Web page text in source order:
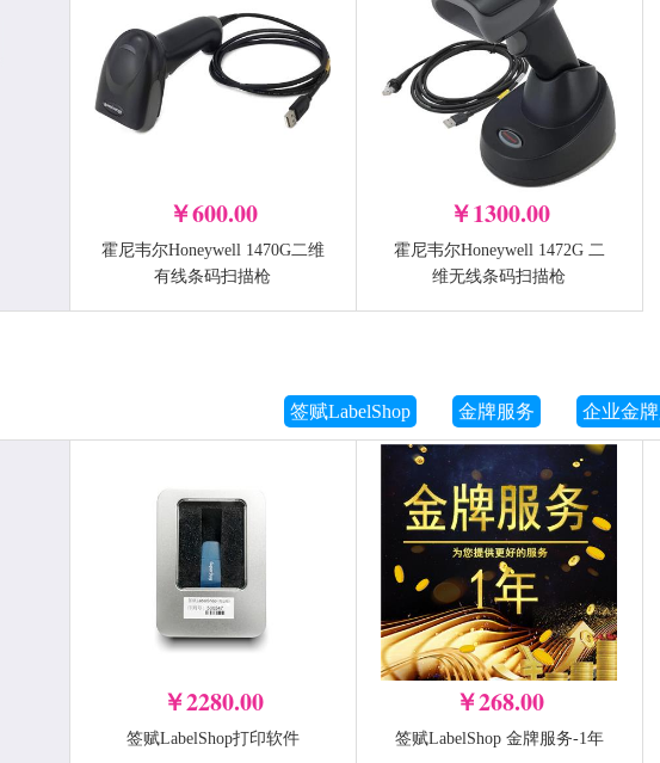
￥600.00
霍尼韦尔Honeywell 1470G二维
有线条码扫描枪
￥1300.00
霍尼韦尔Honeywell 1472G 二
维无线条码扫描枪
签赋LabelShop 金牌服务 企业金
￥2280.00
签赋LabelShop打印软件
- + 加入购物车
￥268.00
签赋LabelShop 金牌服务-1年
+ 加入购物车
远程服务
加入购物车 - + 加入购物车